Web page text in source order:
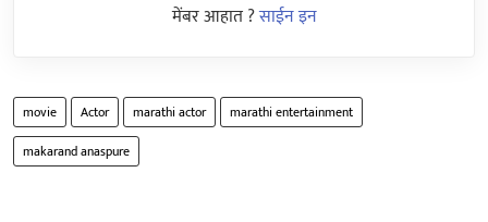
मेंबर आहात ?साईन इन
movie Actor marathi actor
marathi entertainment
makarand anaspure